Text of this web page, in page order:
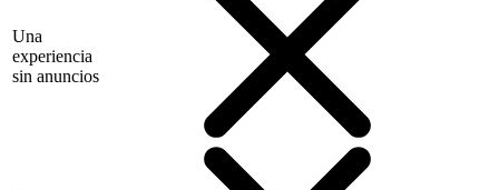
Una
experiencia
sin anuncios